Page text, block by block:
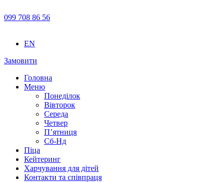
099 708 86 56
EN
Замовити
Головна
Меню
Понеділок
Вівторок
Середа
Четвер
П’ятниця
Сб-Нд
Піца
Кейтеринг
Харчування для дітей
Контакти та співпраця